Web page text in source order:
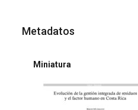
Metadatos
Miniatura